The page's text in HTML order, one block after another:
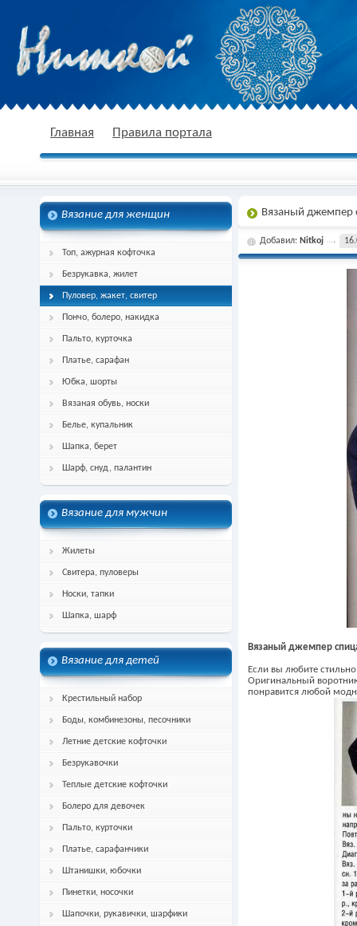
спицами, схема и описание
Главная Правила портала
Вязание для женщин
Топ, ажурная кофточка
Безрукавка, жилет
Пуловер, жакет, свитер
Пончо, болеро, накидка
Пальто, курточка
Платье, сарафан
Юбка, шорты
Вязаная обувь, носки
Белье, купальник
Шапка, берет
Шарф, снуд, палантин
Вязание для мужчин
Жилеты
Свитера, пуловеры
Носки, тапки
Шапка, шарф
Вязание для детей
Крестильный набор
Боды, комбинезоны, песочники
Летние детские кофточки
Безрукавочки
Теплые детские кофточки
Болеро для девочек
Пальто, курточки
Платье, сарафанчики
Штанишки, юбочки
Пинетки, носочки
Шапочки, рукавички, шарфики
Вязаный джемпер
Добавил: Nitkoj
Вязаный джемпер
Если вы любите
Оригинальный
понравится любой